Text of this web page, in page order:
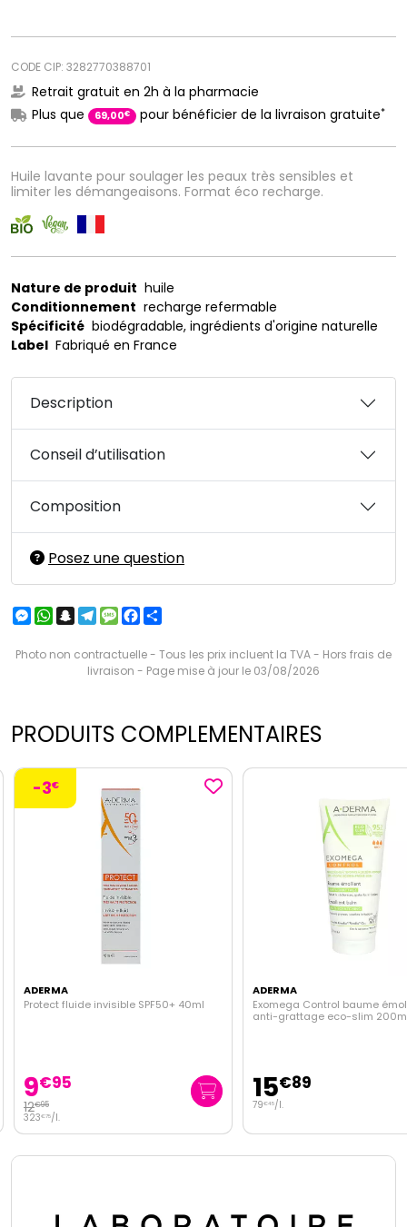
Huile lavante pour soulager les peaux très sensibles et
limiter les démangeaisons. Format éco recharge.
CODE CIP: 3282770388701
Retrait gratuit en 2h à la pharmacie
Plus que
69,00€ pour bénéficier de la livraison gratuite*
Nature de produit huile
Conditionnement recharge refermable
Spécificité biodégradable, ingrédients d'origine naturelle
Label Fabriqué en France
Description
Conseil d’utilisation
Composition
Posez une question
Messenger
WhatsApp
Snapchat
Telegram
MessageFacebook
Photo non contractuelle - Tous les prix incluent la TVA - Hors frais de
livraison - Page mise à jour le 03/08/2026
PRODUITS COMPLEMENTAIRES
-3€
ADERMA
Protect fluide invisible SPF50+ 40ml
9€95
12€95
323€75/l.
ADERMA
Exomega Control baume
anti-grattage eco-slim
15€89
79€45/l.